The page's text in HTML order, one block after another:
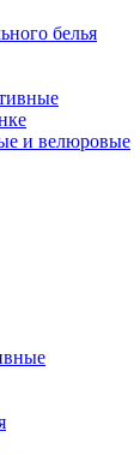
белья
и велюровые